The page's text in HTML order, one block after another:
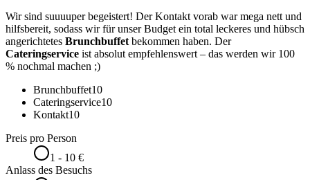
Wir sind suuuuper begeistert! Der Kontakt vorab war mega nett und
hilfsbereit, sodass wir für unser Budget ein total leckeres und hübsch
angerichtetes Brunchbuffet bekommen haben. Der
Cateringservice ist absolut empfehlenswert – das werden wir 100
% nochmal machen ;)
Brunchbuffet10
Cateringservice10
Kontakt10
Preis pro Person
1 - 10 €
Anlass des Besuchs